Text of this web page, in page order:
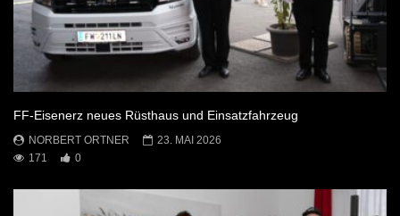
FF-Eisenerz neues Rüsthaus und Einsatzfahrzeug
NORBERT ORTNER
23. MAI 2026
171
0